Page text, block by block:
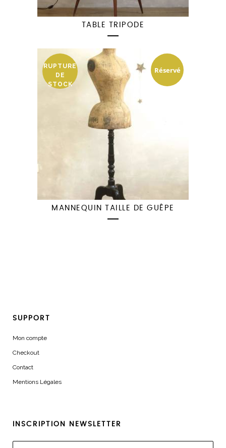
TABLE TRIPODE
Réservé
RUPTURE
DE
STOCK
MANNEQUIN TAILLE DE GUÊPE
SUPPORT
Mon compte
Checkout
Contact
Mentions Légales
INSCRIPTION NEWSLETTER